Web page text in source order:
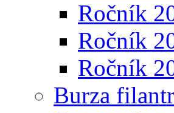
Ročník
Ročník
Ročník
Burza